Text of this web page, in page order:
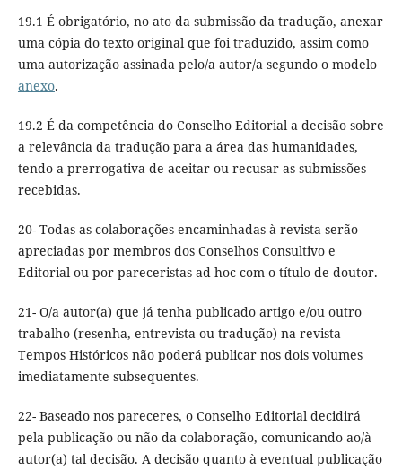
19.1 É obrigatório, no ato da submissão da tradução, anexar
uma cópia do texto original que foi traduzido, assim como
uma autorização assinada pelo/a autor/a segundo o modelo
anexo.
19.2 É da competência do Conselho Editorial a decisão sobre
a relevância da tradução para a área das humanidades,
tendo a prerrogativa de aceitar ou recusar as submissões
recebidas.
20- Todas as colaborações encaminhadas à revista serão
apreciadas por membros dos Conselhos Consultivo e
Editorial ou por pareceristas ad hoc com o título de doutor.
21- O/a autor(a) que já tenha publicado artigo e/ou outro
trabalho (resenha, entrevista ou tradução) na revista
Tempos Históricos não poderá publicar nos dois volumes
imediatamente subsequentes.
22- Baseado nos pareceres, o Conselho Editorial decidirá
pela publicação ou não da colaboração, comunicando ao/à
autor(a) tal decisão. A decisão quanto à eventual publicação